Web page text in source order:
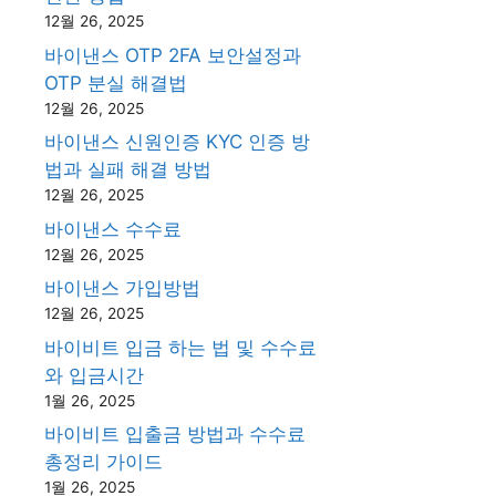
12월 26, 2025
바이낸스 OTP 2FA 보안설정과
OTP 분실 해결법
12월 26, 2025
바이낸스 신원인증 KYC 인증 방
법과 실패 해결 방법
12월 26, 2025
바이낸스 수수료
12월 26, 2025
바이낸스 가입방법
12월 26, 2025
바이비트 입금 하는 법 및 수수료
와 입금시간
1월 26, 2025
바이비트 입출금 방법과 수수료
총정리 가이드
1월 26, 2025